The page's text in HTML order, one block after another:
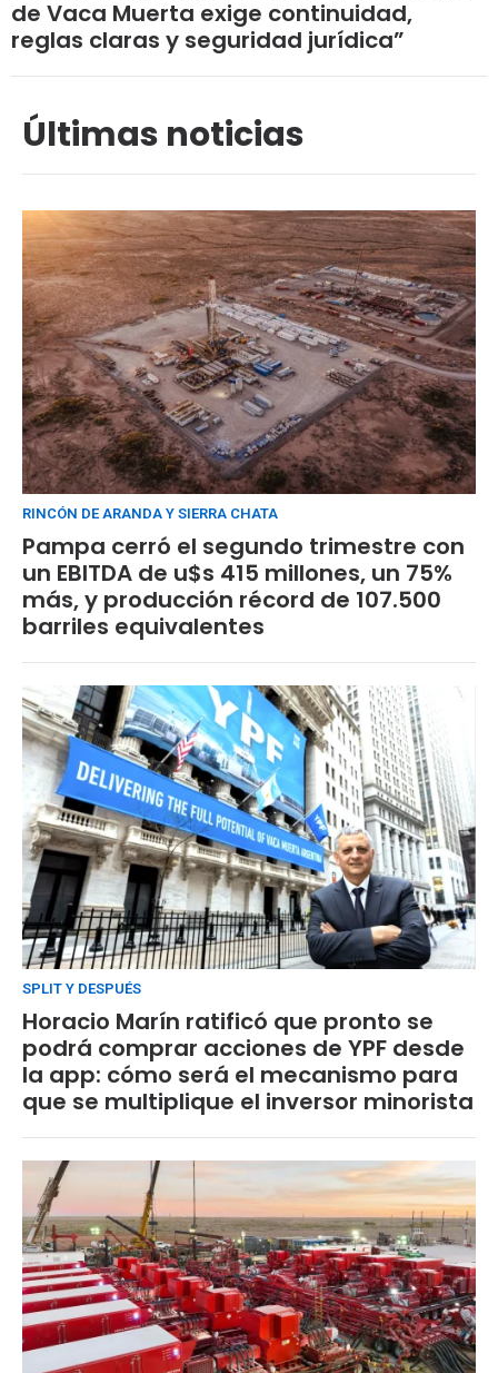
de Vaca Muerta exige continuidad,
reglas claras y seguridad jurídica”
Últimas noticias
RINCÓN DE ARANDA Y SIERRA CHATA
Pampa cerró el segundo trimestre con
un EBITDA de u$s 415 millones, un 75%
más, y producción récord de 107.500
barriles equivalentes
SPLIT Y DESPUÉS
Horacio Marín ratificó que pronto se
podrá comprar acciones de YPF desde
la app: cómo será el mecanismo para
que se multiplique el inversor minorista